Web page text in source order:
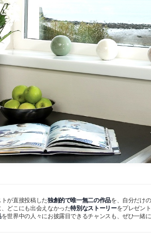
が直接投稿した独創的で唯一無二の作品を、自分だけ
どこにも出会えなかった特別なストーリーをプレゼン
を世界中の人々にお披露目できるチャンスも、ぜひ一緒